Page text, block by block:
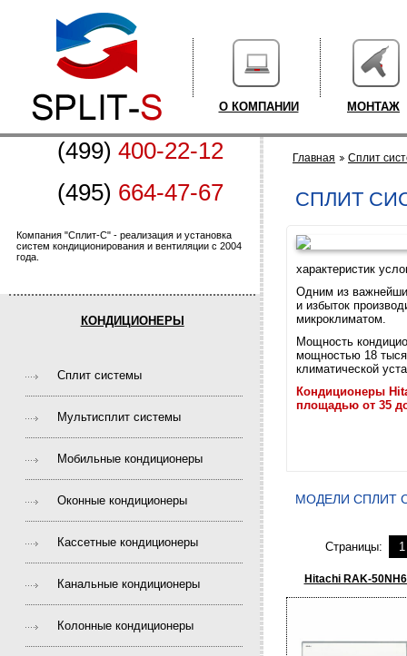
О КОМПАНИИ МОНТАЖ
(499) 400-22-12
(495) 664-47-67
Компания "Сплит-С" - реализация и установка
систем кондиционирования и вентиляции с 2004
года.
КОНДИЦИОНЕРЫ
Cплит системы
Мультисплит системы
Мобильные кондиционеры
Оконные кондиционеры
Кассетные кондиционеры
Канальные кондиционеры
Колонные кондиционеры
Главная Сплит
СПЛИТ
характеристик
Одним из
и избыток
микроклиматом.
Мощность
мощностью 18
климатической
Кондиционеры
площадью от 35
МОДЕЛИ CПЛИТ
Страницы: 1
Hitachi RAK-